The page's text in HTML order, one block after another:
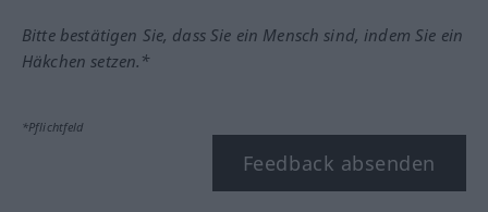
Bitte bestätigen Sie, dass Sie ein Mensch sind, indem Sie ein
Häkchen setzen.*
*Pflichtfeld
Feedback absenden